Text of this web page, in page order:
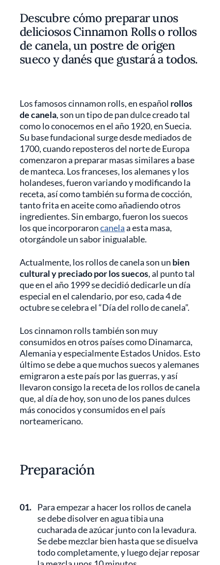
Descubre cómo preparar unos
deliciosos Cinnamon Rolls o rollos
de canela, un postre de origen
sueco y danés que gustará a todos.
Los famosos cinnamon rolls, en español rollos
de canela, son un tipo de pan dulce creado tal
como lo conocemos en el año 1920, en Suecia.
Su base fundacional surge desde mediados de
1700, cuando reposteros del norte de Europa
comenzaron a preparar masas similares a base
de manteca. Los franceses, los alemanes y los
holandeses, fueron variando y modificando la
receta, así como también su forma de cocción,
tanto frita en aceite como añadiendo otros
ingredientes. Sin embargo, fueron los suecos
los que incorporaroncanelaa esta masa,
otorgándole un sabor inigualable.
Actualmente, los rollos de canela son un bien
cultural y preciado por los suecos, al punto tal
que en el año 1999 se decidió dedicarle un día
especial en el calendario, por eso, cada 4 de
octubre se celebra el “Día del rollo de canela”.
Los cinnamon rolls también son muy
consumidos en otros países como Dinamarca,
Alemania y especialmente Estados Unidos. Esto
último se debe a que muchos suecos y alemanes
emigraron a este país por las guerras, y así
llevaron consigo la receta de los rollos de canela
que, al día de hoy, son uno de los panes dulces
más conocidos y consumidos en el país
norteamericano.
Preparación
01. Para empezar a hacer los rollos de canela
se debe disolver en agua tibia una
cucharada de azúcar junto con la levadura.
Se debe mezclar bien hasta que se disuelva
todo completamente, y luego dejar reposar